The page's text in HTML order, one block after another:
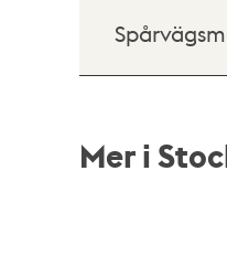
Mer i